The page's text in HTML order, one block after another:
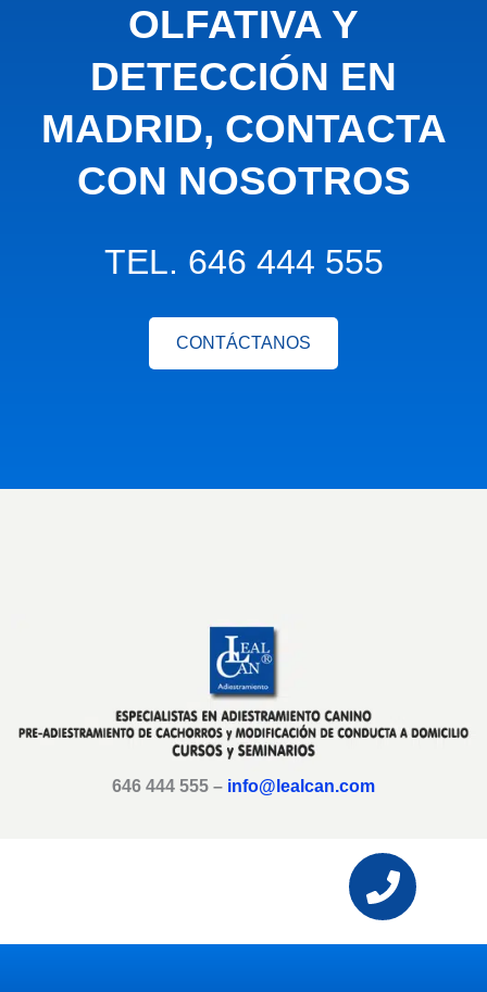
OLFATIVA Y
DETECCIÓN EN
MADRID, CONTACTA
CON NOSOTROS
TEL. 646 444 555
CONTÁCTANOS
646 444 555 – info@lealcan.com